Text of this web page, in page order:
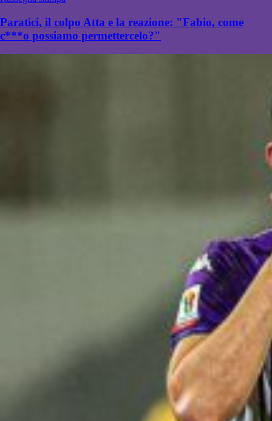
Paratici, il colpo Atta e la reazione: "Fabio, come
c***o possiamo permettercelo?"